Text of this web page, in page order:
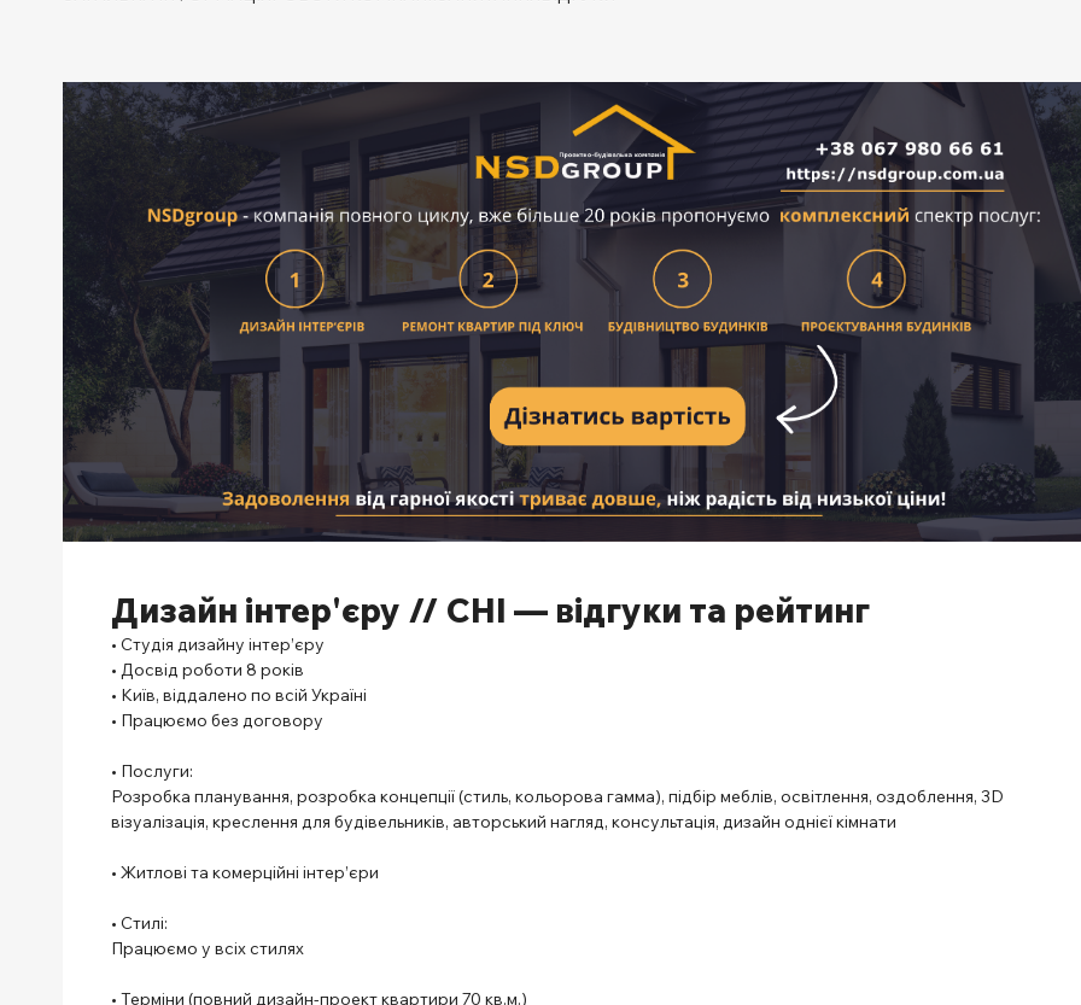
Дизайн інтер'єру // CHI — відгуки та рейтинг
• Студія дизайну інтер’єру
• Досвід роботи 8 років
• Київ, віддалено по всій Україні
• Працюємо без договору
• Послуги:
Розробка планування, розробка концепції (стиль, кольорова гамма), підбір меблів, освітлення, оздоблення, 3D
візуалізація, креслення для будівельників, авторський нагляд, консультація, дизайн однієї кімнати
• Житлові та комерційні інтер’єри
• Стилі:
Працюємо у всіх стилях
• Терміни (повний дизайн-проект квартири 70 кв.м.)